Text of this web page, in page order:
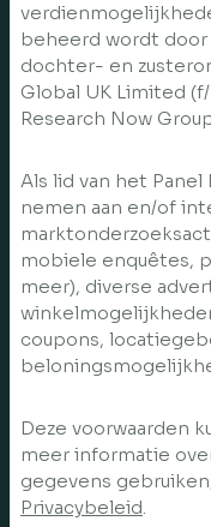
beheerd wordt door
dochter- en
Global UK Limited
Research Now
Als lid van het
nemen aan en/of
mobiele enquêtes,
meer), diverse
coupons,
Deze voorwaarden
meer informatie
gegevens
Privacybeleid.